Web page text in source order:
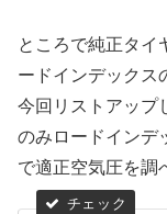
ところで純正タイ
ードインデックス
今回リストアップ
のみロードインデ
で適正空気圧を調